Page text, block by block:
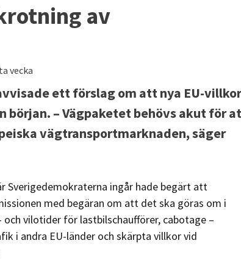
av
vecka
ett förslag om att nya EU-villkor
början. – Vägpaketet behövs akut för
vägtransportmarknaden, säger
Sverigedemokraterna ingår hade begärt att
med begäran om att det ska göras om i
vilotider för lastbilschaufförer, cabotage –
i andra EU-länder och skärpta villkor vid